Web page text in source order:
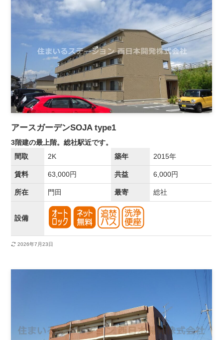
アースガーデンSOJA type1
3階建の最上階。総社駅近です。
間取
2K 築年 2015年
賃料 63,000円 共益 6,000円
所在 門田 最寄 総社
設備
2026年7月23日